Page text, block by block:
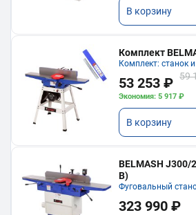
В корзину
Комплект
Комплект: станок
53 253 ₽ 59
Экономия: 5 917 ₽
В корзину
BELMASH J300/
В)
Фуговальный
323 990 ₽